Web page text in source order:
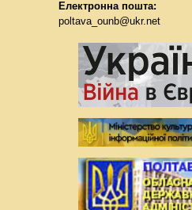
Електронна пошта:
poltava_ounb@ukr.net